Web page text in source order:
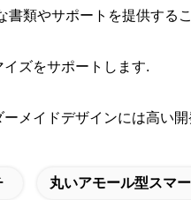
類やサポートを提供する
ズをサポートします.
メイドデザインには高い
丸いアモール型スマ